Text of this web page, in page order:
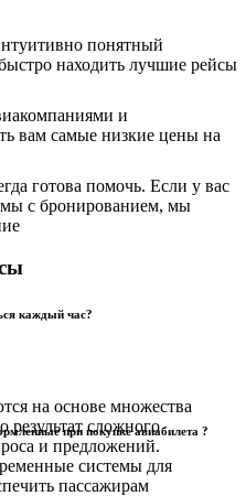
понятный
находить лучшие рейсы
и
вам самые низкие цены на
готова помочь. Если у вас
с бронированием, мы
каждый час?
на основе множества
сложного
и предложений.
системы для
пассажирам
при покупке авиабилета ?